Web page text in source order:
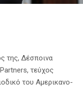
της, Δέσποινα
τεύχος
του Αμερικανο-